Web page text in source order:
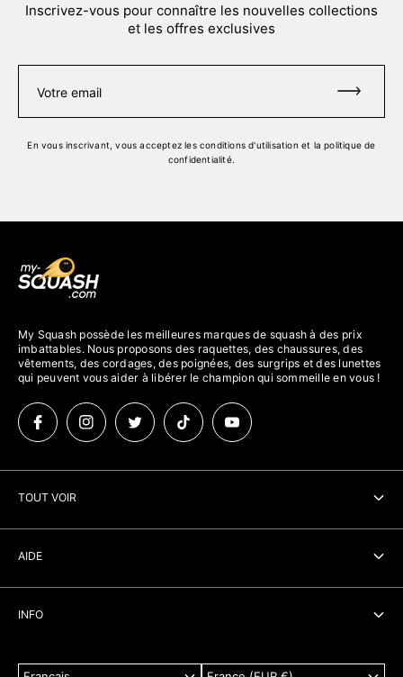
Inscrivez-vous pour connaître les nouvelles collections
et les offres exclusives
Votre email
En vous inscrivant, vous acceptezles conditions d'utilisation et la politique de
confidentialité.
My Squash possède les meilleures marques de squash à des prix
imbattables. Nous proposons des raquettes, des chaussures, des
vêtements, des cordages, des poignées, des surgrips et des lunettes
qui peuvent vous aider à libérer le champion qui sommeille en vous !
TOUT VOIR
Cadeaux
AIDE
Livraison
INFO
À propos